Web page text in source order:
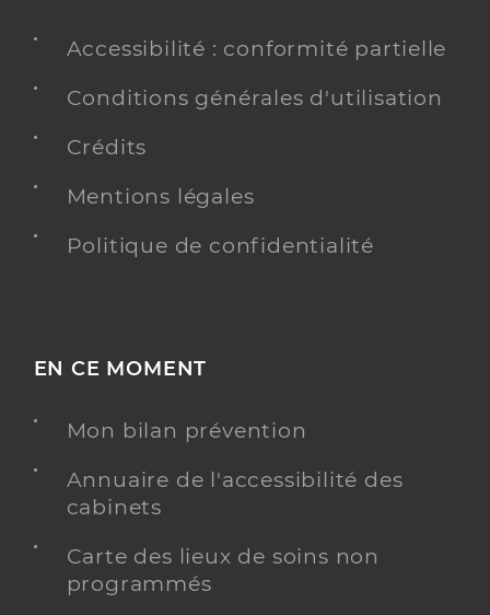
Accessibilité : conformité partielle
Conditions générales d'utilisation
Crédits
Mentions légales
Politique de confidentialité
EN CE MOMENT
Mon bilan prévention
Annuaire de l'accessibilité des
cabinets
Carte des lieux de soins non
programmés